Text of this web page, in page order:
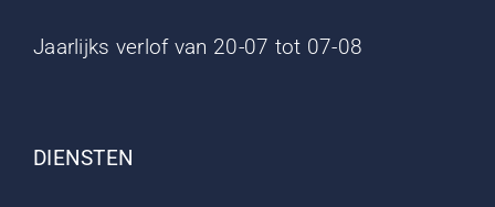
Jaarlijks verlof van 20-07 tot 07-08
DIENSTEN